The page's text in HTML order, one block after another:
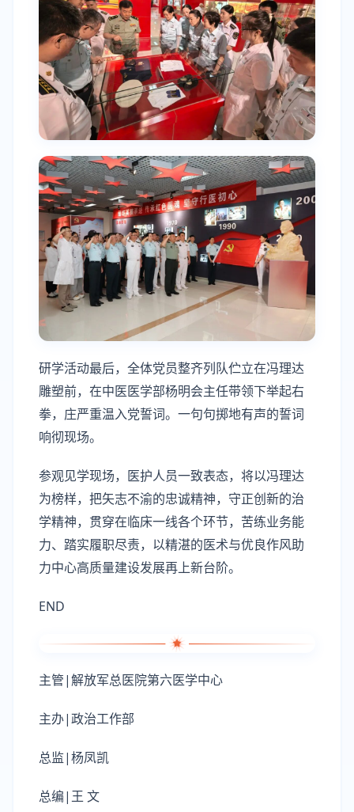
研学活动最后，全体党员整齐列队伫立在冯理达
雕塑前，在中医医学部杨明会主任带领下举起右
拳，庄严重温入党誓词。一句句掷地有声的誓词
响彻现场。
参观见学现场，医护人员一致表态，将以冯理达
为榜样，把矢志不渝的忠诚精神，守正创新的治
学精神，贯穿在临床一线各个环节，苦练业务能
力、踏实履职尽责，以精湛的医术与优良作风助
力中心高质量建设发展再上新台阶。
END
主管|解放军总医院第六医学中心
主办|政治工作部
总监|杨凤凯
总编|王 文